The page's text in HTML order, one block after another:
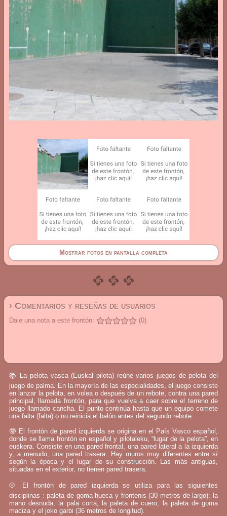
Mostrar fotos en pantalla completa
› Comentarios y reseñas de usuarios
Dale una nota a este frontón: (0)
📚 La pelota vasca (Euskal pilota) reúne varios juegos de pelota del
juego de palma. En la mayoría de las especialidades, el juego consiste
en lanzar la pelota, en volea o después de un rebote, contra una pared
principal, llamada frontón, para que vuelva a caer sobre el terreno de
juego llamado cancha. El punto continúa hasta que un equipo comete
una falta (falta) o no reinicia el balón antes del segundo rebote.
🤓 El frontón de pared izquierda se origina en el País Vasco español,
donde se llama frontón en español y pilotaleku, “lugar de la pelota”, en
euskera. Consiste en una pared frontal, una pared lateral a la izquierda
y, a menudo, una pared trasera. Hay muros muy diferentes entre sí
según la época y el lugar de su construcción. Las más antiguas,
situadas en el exterior, no tienen pared trasera.
⚾ El frontón de pared izquierda se utiliza para las siguientes
disciplinas : paleta de goma hueca y frontenis (30 metros de largo); la
mano desnuda, la pala corta, la paleta de cuero, la paleta de goma
maciza y el joko garbi (36 metros de longitud).